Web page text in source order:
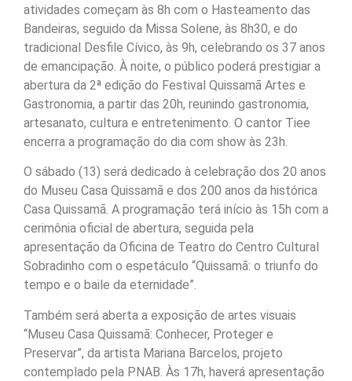
atividades começam às 8h com o Hasteamento das
Bandeiras, seguido da Missa Solene, às 8h30, e do
tradicional Desfile Cívico, às 9h, celebrando os 37 anos
de emancipação. À noite, o público poderá prestigiar a
abertura da 2ª edição do Festival Quissamã Artes e
Gastronomia, a partir das 20h, reunindo gastronomia,
artesanato, cultura e entretenimento. O cantor Tiee
encerra a programação do dia com show às 23h.
O sábado (13) será dedicado à celebração dos 20 anos
do Museu Casa Quissamã e dos 200 anos da histórica
Casa Quissamã. A programação terá início às 15h com a
cerimônia oficial de abertura, seguida pela
apresentação da Oficina de Teatro do Centro Cultural
Sobradinho com o espetáculo “Quissamã: o triunfo do
tempo e o baile da eternidade”.
Também será aberta a exposição de artes visuais
“Museu Casa Quissamã: Conhecer, Proteger e
Preservar”, da artista Mariana Barcelos, projeto
contemplado pela PNAB. Às 17h, haverá apresentação